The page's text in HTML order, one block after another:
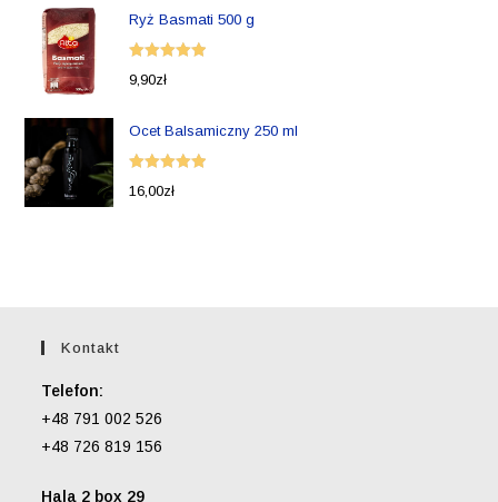
Ryż Basmati 500 g
Oceniono
9,90zł
Ocet Balsamiczny 250 ml
Oceniono
16,00zł
Kontakt
Telefon:
+48 791 002 526
+48 726 819 156
Hala 2 box 29